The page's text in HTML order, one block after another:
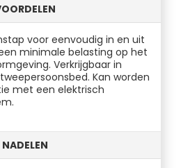
voor eenvoudig in en uit
minimale belasting op het
Verkrijgbaar in
Kan worden
met een elektrisch
NADELEN